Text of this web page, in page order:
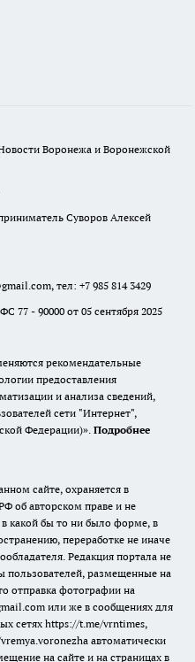
Воронежа и Воронежской
Суворов Алексей
тел: +7 985 814 3429
77 - 90000 от 05 сентября 2025
рекомендательные
предоставления
и анализа сведений,
сети "Интернет",
Федерации)». Подробнее
сайте, охраняется в
об авторском праве и не
какой бы то ни было форме, в
переработке не иначе
Редакция портала не
пользователей, размещенные на
отправка фотографии на
или же в сообщениях для
сетях https://t.me/vrntimes,
автоматически
на сайте и на страницах в